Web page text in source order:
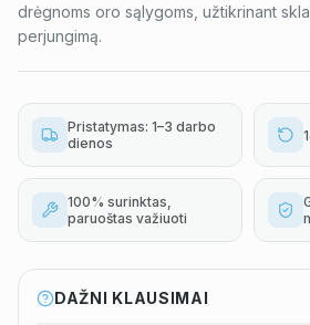
drėgnoms oro sąlygoms, užtikrinant
perjungimą.
Pristatymas: 1–3 darbo
dienos
100% surinktas,
paruoštas važiuoti
DAŽNI KLAUSIMAI